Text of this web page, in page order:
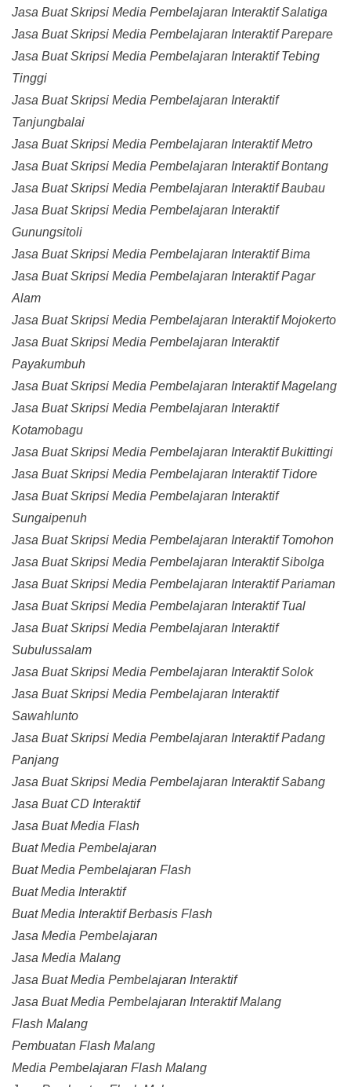
Jasa Buat Skripsi Media Pembelajaran Interaktif Salatiga
Jasa Buat Skripsi Media Pembelajaran Interaktif Parepare
Jasa Buat Skripsi Media Pembelajaran Interaktif Tebing
Tinggi
Jasa Buat Skripsi Media Pembelajaran Interaktif
Tanjungbalai
Jasa Buat Skripsi Media Pembelajaran Interaktif Metro
Jasa Buat Skripsi Media Pembelajaran Interaktif Bontang
Jasa Buat Skripsi Media Pembelajaran Interaktif Baubau
Jasa Buat Skripsi Media Pembelajaran Interaktif
Gunungsitoli
Jasa Buat Skripsi Media Pembelajaran Interaktif Bima
Jasa Buat Skripsi Media Pembelajaran Interaktif Pagar
Alam
Jasa Buat Skripsi Media Pembelajaran Interaktif Mojokerto
Jasa Buat Skripsi Media Pembelajaran Interaktif
Payakumbuh
Jasa Buat Skripsi Media Pembelajaran Interaktif Magelang
Jasa Buat Skripsi Media Pembelajaran Interaktif
Kotamobagu
Jasa Buat Skripsi Media Pembelajaran Interaktif Bukittingi
Jasa Buat Skripsi Media Pembelajaran Interaktif Tidore
Jasa Buat Skripsi Media Pembelajaran Interaktif
Sungaipenuh
Jasa Buat Skripsi Media Pembelajaran Interaktif Tomohon
Jasa Buat Skripsi Media Pembelajaran Interaktif Sibolga
Jasa Buat Skripsi Media Pembelajaran Interaktif Pariaman
Jasa Buat Skripsi Media Pembelajaran Interaktif Tual
Jasa Buat Skripsi Media Pembelajaran Interaktif
Subulussalam
Jasa Buat Skripsi Media Pembelajaran Interaktif Solok
Jasa Buat Skripsi Media Pembelajaran Interaktif
Sawahlunto
Jasa Buat Skripsi Media Pembelajaran Interaktif Padang
Panjang
Jasa Buat Skripsi Media Pembelajaran Interaktif Sabang
Jasa Buat CD Interaktif
Jasa Buat Media Flash
Buat Media Pembelajaran
Buat Media Pembelajaran Flash
Buat Media Interaktif
Buat Media Interaktif Berbasis Flash
Jasa Media Pembelajaran
Jasa Media Malang
Jasa Buat Media Pembelajaran Interaktif
Jasa Buat Media Pembelajaran Interaktif Malang
Flash Malang
Pembuatan Flash Malang
Media Pembelajaran Flash Malang